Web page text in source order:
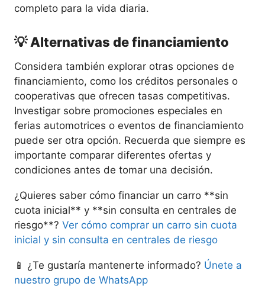
completo para la vida diaria.
💡 Alternativas de financiamiento
Considera también explorar otras opciones de
financiamiento, como los créditos personales o
cooperativas que ofrecen tasas competitivas.
Investigar sobre promociones especiales en
ferias automotrices o eventos de financiamiento
puede ser otra opción. Recuerda que siempre es
importante comparar diferentes ofertas y
condiciones antes de tomar una decisión.
¿Quieres saber cómo financiar un carro **sin
cuota inicial** y **sin consulta en centrales de
riesgo**? Ver cómo comprar un carro sin cuota
inicial y sin consulta en centrales de riesgo
📱 ¿Te gustaría mantenerte informado? Únete a
nuestro grupo de WhatsApp